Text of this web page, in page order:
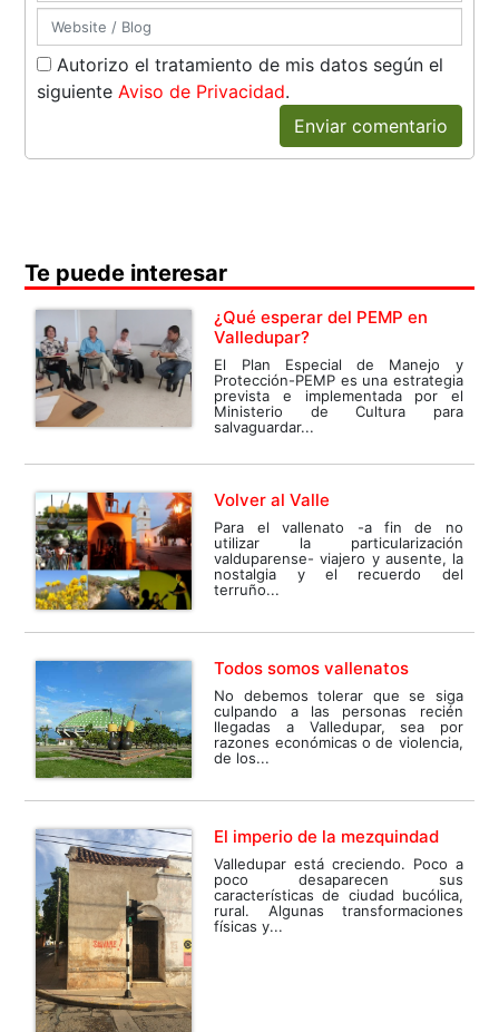
Autorizo el tratamiento de mis datos según el
siguienteAviso de Privacidad.
Enviar comentario
Te puede interesar
¿Qué esperar del PEMP en
Valledupar?
El Plan Especial de Manejo y
Protección-PEMP es una estrategia
prevista e implementada por el
Ministerio de Cultura para
salvaguardar...
Volver al Valle
Para el vallenato -a fin de no
utilizar la particularización
valduparense- viajero y ausente, la
nostalgia y el recuerdo del
terruño...
Todos somos vallenatos
No debemos tolerar que se siga
culpando a las personas recién
llegadas a Valledupar, sea por
razones económicas o de violencia,
de los...
El imperio de la mezquindad
Valledupar está creciendo. Poco a
poco desaparecen sus
características de ciudad bucólica,
rural. Algunas transformaciones
físicas y...